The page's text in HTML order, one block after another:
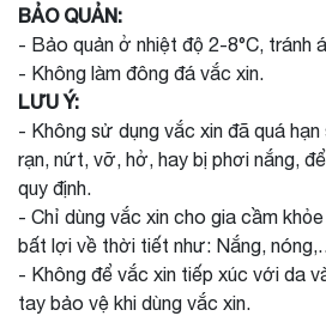
BẢO QUẢN:
- Bảo quản ở nhiệt độ 2-8°C, tránh
- Không làm đông đá vắc xin.
LƯU Ý:
- Không sử dụng vắc xin đã quá
rạn, nứt, vỡ, hở, hay bị phơi nắng,
quy định.
- Chỉ dùng vắc xin cho gia cầm
bất lợi về thời tiết như: Nắng,
- Không để vắc xin tiếp xúc với da
tay bảo vệ khi dùng vắc xin.